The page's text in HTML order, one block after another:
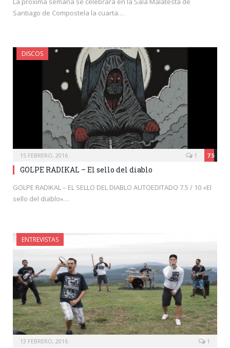
Santiago de Compostela la cuarta…
DISCOS
15 FEBRERO, 2016 7.5
1
GOLPE RADIKAL – El sello del diablo
GOLPE RADIKAL – EL SELLO DEL DIABLO AUTOEDITADO 7.5 / 10 «El
sello del diablo»…
ENTREVISTAS
13 FEBRERO, 2016 1